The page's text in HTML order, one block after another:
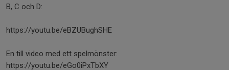
B, C och D:
https://youtu.be/eBZUBughSHE
En till video med ett spelmönster:
https://youtu.be/eGo0iPxTbXY